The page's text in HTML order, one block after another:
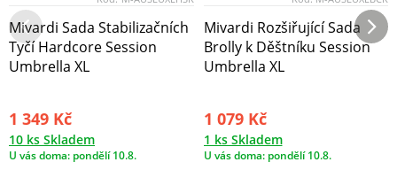
Mivardi Sada Stabilizačních
Tyčí Hardcore Session
Umbrella XL
1 349 Kč
10 ks Skladem
U vás doma: pondělí 10.8.
Mivardi Rozšiřující Sada
Brolly k Děštníku Session
Umbrella XL
1 079 Kč
1 ks Skladem
U vás doma: pondělí 10.8.